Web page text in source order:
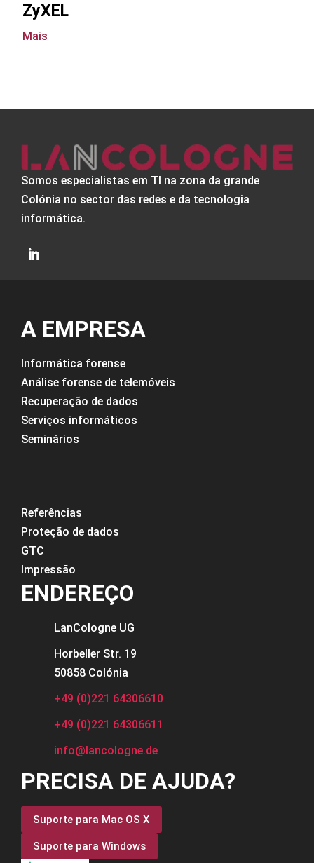
ZyXEL
Mais
Somos especialistas em TI na zona da grande
Colónia no sector das redes e da tecnologia
informática.
A EMPRESA
Informática forense
Análise forense de telemóveis
Recuperação de dados
Serviços informáticos
Seminários
Referências
Proteção de dados
GTC
Impressão
ENDEREÇO
LanCologne UG
Horbeller Str. 19
50858 Colónia
+49 (0)221 64306610
+49 (0)221 64306611
info@lancologne.de
PRECISA DE AJUDA?
Suporte para Mac OS X
Suporte para Windows